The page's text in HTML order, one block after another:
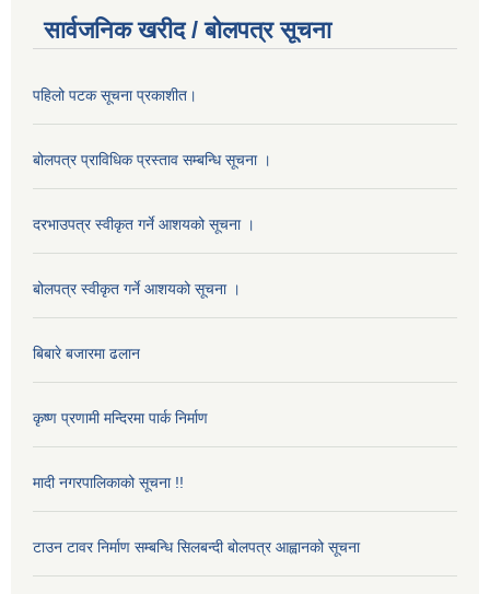
सार्वजनिक खरीद / बोलपत्र सूचना
पहिलो पटक सूचना प्रकाशीत।
बोलपत्र प्राविधिक प्रस्ताव सम्बन्धि सूचना ।
दरभाउपत्र स्वीकृत गर्ने आशयको सूचना ।
बोलपत्र स्वीकृत गर्ने आशयको सूचना ।
बिबारे बजारमा ढलान
कृष्ण प्रणामी मन्दिरमा पार्क निर्माण
मादी नगरपालिकाको सूचना !!
टाउन टावर निर्माण सम्बन्धि सिलबन्दी बोलपत्र आह्वानको सूचना